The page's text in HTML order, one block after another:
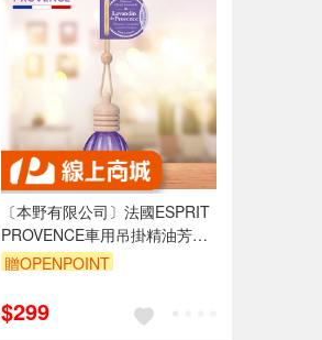
〔本野有限公司〕法國ESPRIT
PROVENCE車用吊掛精油芳香
劑(放鬆舒緩薰衣草)10ml -1入
贈OPENPOINT
$299